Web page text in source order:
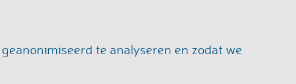
te analyseren en zodat we